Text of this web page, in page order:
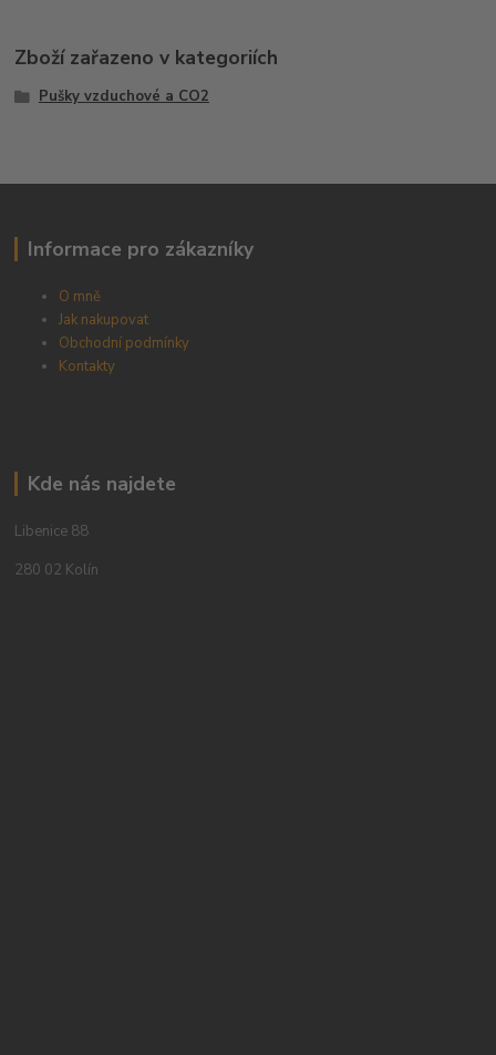
Zboží zařazeno v kategoriích
Pušky vzduchové a CO2
Informace pro zákazníky
O mně
Jak nakupovat
Obchodní podmínky
Kontakty
Kde nás najdete
Libenice 88
280 02 Kolín